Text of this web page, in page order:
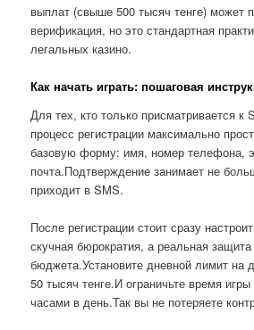
выплат (свыше 500 тысяч тенге) может
верификация, но это стандартная
легальных казино.
Как начать играть: пошаговая
Для тех, кто только присматривается к
процесс регистрации максимально
базовую форму: имя, номер телефона,
почта.Подтверждение занимает не
приходит в SMS.
После регистрации стоит сразу
скучная бюрократия, а реальная
бюджета.Установите дневной лимит на
50 тысяч тенге.И ограничьте время
часами в день.Так вы не потеряете